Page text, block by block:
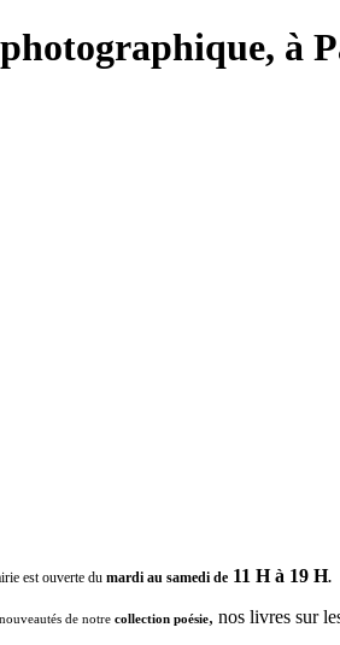
à
est ouverte du mardi au samedi de 11 H à 19 H.
de notrecollection poésie, nos livres sur